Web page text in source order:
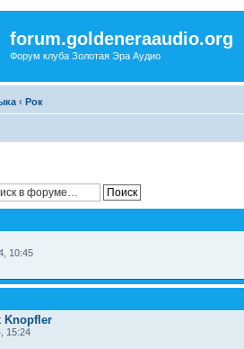
forum.goldeneraaudio.org
Форум клуба Золотая Эра Аудио
‹ Рок
10:45
Knopfler
15:24